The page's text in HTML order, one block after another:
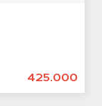
425.000